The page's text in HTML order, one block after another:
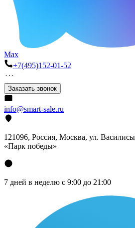
Max
+7(495)152-01-52
Заказать звонок
info@smart-sale.ru
121096, Россия, Москва, ул.
«Парк победы»
7 дней в неделю с 9:00 до 21:00